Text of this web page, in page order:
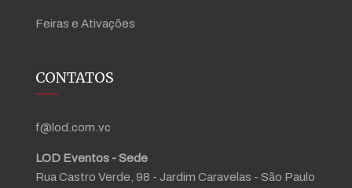
Feiras e Ativações
CONTATOS
f@lod.com.vc
LOD Eventos - Sede
Rua Castro Verde, 98 - Jardim Caravelas - São Paulo